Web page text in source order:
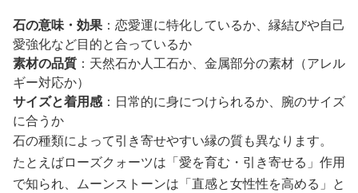
石の意味・効果 ：恋愛運に特化しているか、縁結びや自己
愛強化など目的と合っているか
素材の品質 ：天然石か人工石か、金属部分の素材（アレル
ギー対応か）
サイズと着用感：日常的に身につけられるか、腕のサイズ
に合うか
石の種類によって引き寄せやすい縁の質も異なります。
たとえばローズクォーツは「愛を育む・引き寄せる」作用
で知られ、ムーンストーンは「直感と女性性を高める」と